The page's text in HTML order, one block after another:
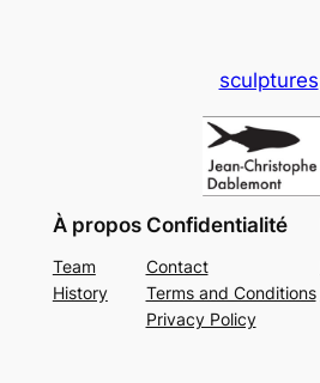
sculptures
À propos
Team
History
Confidentialité
Contact
Terms and Conditions
Privacy Policy